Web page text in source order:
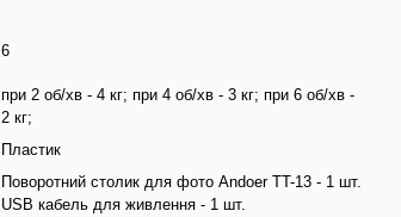
6
при 2 об/хв - 4 кг; при 4 об/хв - 3 кг; при 6 об/хв -
2 кг;
Пластик
Поворотний столик для фото Andoer TT-13 - 1 шт.
USB кабель для живлення - 1 шт.